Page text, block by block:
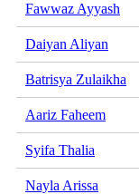
Fawwaz Ayyash
Daiyan Aliyan
Batrisya Zulaikha
Aariz Faheem
Syifa Thalia
Nayla Arissa